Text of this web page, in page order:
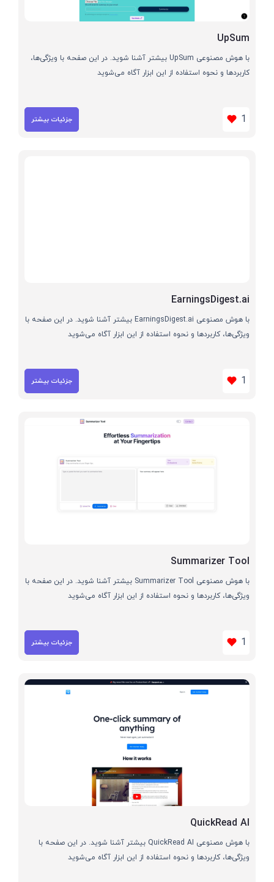
UpSum
با هوش مصنوعی UpSum بیشتر آشنا شوید. در این صفحه با ویژگی‌ها،
کاربردها و نحوه استفاده از این ابزار آگاه می‌شوید
1 جزئیات بیشتر
EarningsDigest.ai
با هوش مصنوعی EarningsDigest.ai بیشتر آشنا شوید. در این صفحه با
ویژگی‌ها، کاربردها و نحوه استفاده از این ابزار آگاه می‌شوید
1 جزئیات بیشتر
Summarizer Tool
با هوش مصنوعی Summarizer Tool بیشتر آشنا شوید. در این صفحه با
ویژگی‌ها، کاربردها و نحوه استفاده از این ابزار آگاه می‌شوید
1 جزئیات بیشتر
QuickRead AI
با هوش مصنوعی QuickRead AI بیشتر آشنا شوید. در این صفحه با
ویژگی‌ها، کاربردها و نحوه استفاده از این ابزار آگاه می‌شوید